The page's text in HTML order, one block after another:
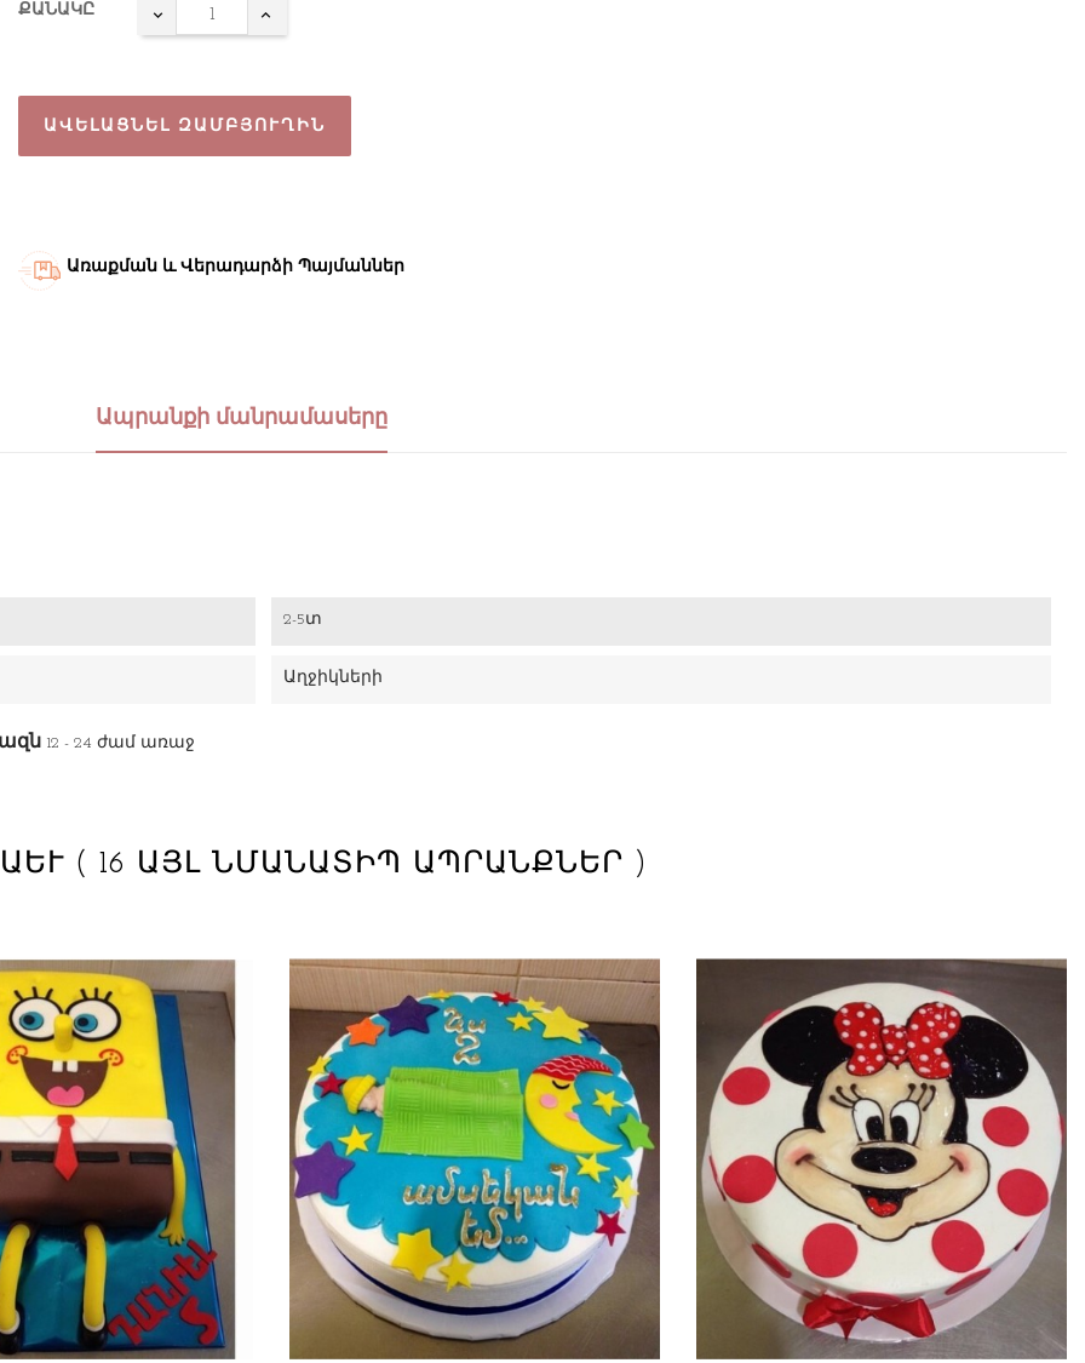
ՔԱՆԱԿԸ
ԱՎԵԼԱՑՆԵԼ ԶԱՄԲՅՈՒՂԻՆ
Առաքման և Վերադարձի Պայմաններ
Ապրանքի մանրամասերը
2-5տ
Աղջիկների
12 - 24 ժամ առաջ
( 16 ԱՅԼ ՆՄԱՆԱՏԻՊ ԱՊՐԱՆՔՆԵՐ )